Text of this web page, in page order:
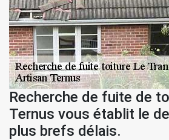
Recherche de fuite de
Ternus vous établit le
plus brefs délais.